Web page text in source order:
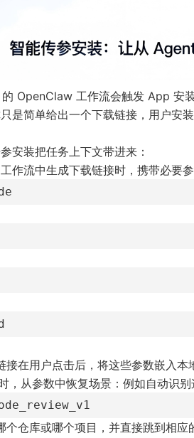
OpenClaw 工作流会触发 App 安
是简单给出一个下载链接，用户安
安装把任务上下文带进来：
作流中生成下载链接时，携带必要
接在用户点击后，将这些参数嵌入本
，从参数中恢复场景：例如自动识
个仓库或哪个项目，并直接跳到相